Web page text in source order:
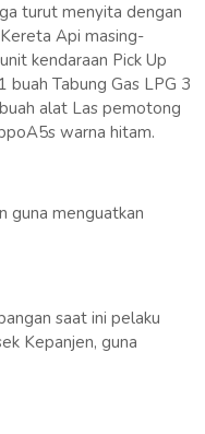
turut menyita dengan
Api masing-
kendaraan Pick Up
Tabung Gas LPG 3
alat Las pemotong
warna hitam.
guna menguatkan
saat ini pelaku
Kepanjen, guna